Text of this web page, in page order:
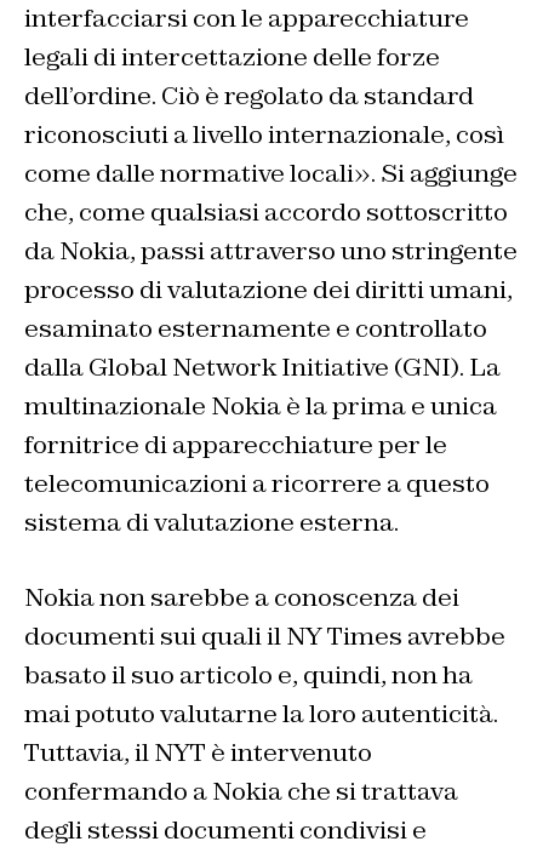
interfacciarsi con le apparecchiature
legali di intercettazione delle forze
dell’ordine. Ciò è regolato da standard
riconosciuti a livello internazionale, così
come dalle normative locali». Si aggiunge
che, come qualsiasi accordo sottoscritto
da Nokia, passi attraverso uno stringente
processo di valutazione dei diritti umani,
esaminato esternamente e controllato
dalla Global Network Initiative (GNI). La
multinazionale Nokia è la prima e unica
fornitrice di apparecchiature per le
telecomunicazioni a ricorrere a questo
sistema di valutazione esterna.
Nokianon sarebbe a conoscenza dei
documenti sui quali il NY Times avrebbe
basato il suo articolo e, quindi, non ha
mai potuto valutarne la loro autenticità.
Tuttavia, il NYT è intervenuto
confermando a Nokia che si trattava
degli stessi documenti condivisi e